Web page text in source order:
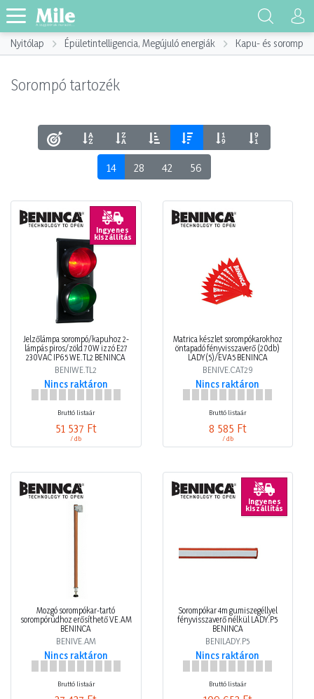
Nyitólap Épületintelligencia, Megújuló energiák Kapu- és
Sorompó tartozék
14 28 42 56
Ingyenes
kiszállítás
Jelzőlámpa sorompó/kapuhoz 2-
lámpás piros/zöld 70W izzó E27
230VAC IP65 WE.TL2 BENINCA
BENIWE.TL2
Nincs raktáron
Bruttó listaár
51 537 Ft
/ db
Matrica készlet sorompókarokhoz
öntapadó fényvisszaverő (20db)
LADY(5)/EVA5 BENINCA
BENIVE.CAT29
Nincs raktáron
Bruttó listaár
8 585 Ft
/ db
Mozgó sorompókar-tartó
sorompórúdhoz erősíthető VE.AM
BENINCA
BENIVE.AM
Nincs raktáron
Bruttó listaár
Ingyenes
kiszállítás
Sorompókar 4m gumiszegéllyel
fényvisszaverő nélkül LADY.P5
BENINCA
BENILADY.P5
Nincs raktáron
Bruttó listaár